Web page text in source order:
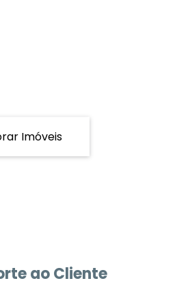
Imóveis
ao Cliente